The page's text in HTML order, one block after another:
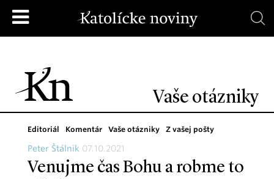
Vaše otázniky
Editoriál Komentár Vaše otázniky Z vašej pošty
Peter Štálnik 07.10.2021
Venujme čas Bohu a robme to